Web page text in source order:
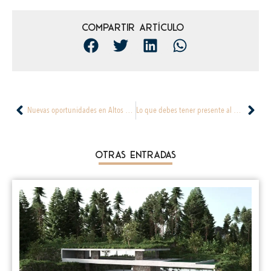
Compartir artículo
Nuevas oportunidades en Altos del Parque y Caminos de Centennial Lo que debes tener presente al momento de comprar tu primera vivienda
Otras Entradas